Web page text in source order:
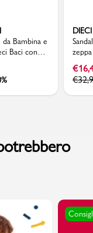
Bambina e
Baci con
e Strass
€
€